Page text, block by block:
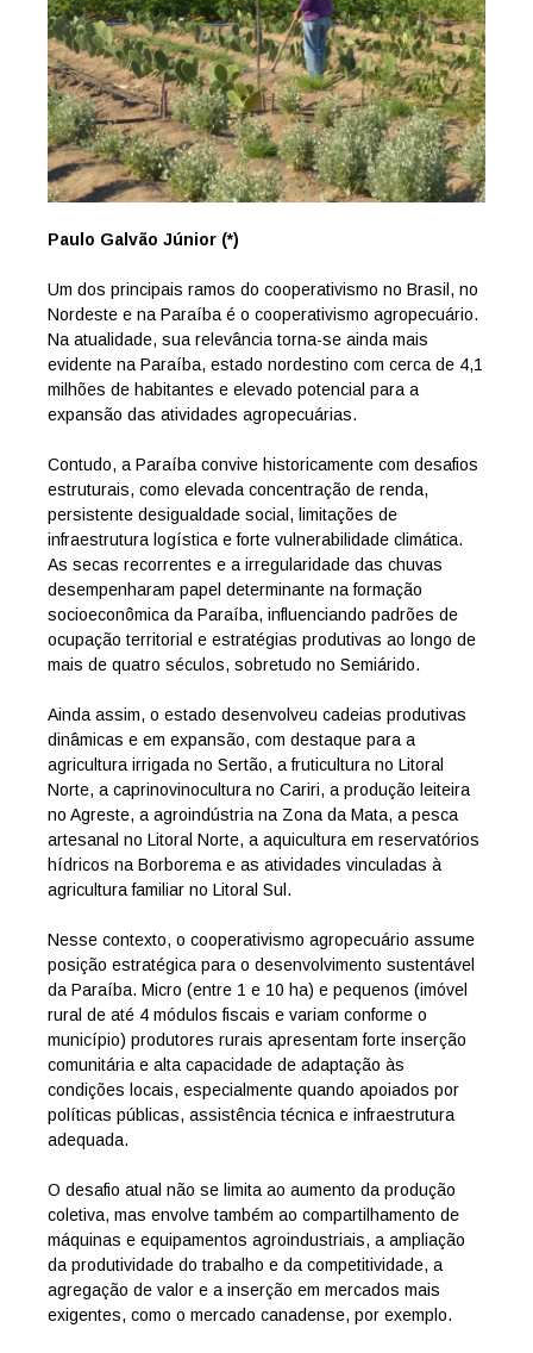
Paulo Galvão Júnior (*)
Um dos principais ramos do cooperativismo no Brasil, no
Nordeste e na Paraíba é o cooperativismo agropecuário.
Na atualidade, sua relevância torna-se ainda mais
evidente na Paraíba, estado nordestino com cerca de 4,1
milhões de habitantes e elevado potencial para a
expansão das atividades agropecuárias.
Contudo, a Paraíba convive historicamente com desafios
estruturais, como elevada concentração de renda,
persistente desigualdade social, limitações de
infraestrutura logística e forte vulnerabilidade climática.
As secas recorrentes e a irregularidade das chuvas
desempenharam papel determinante na formação
socioeconômica da Paraíba, influenciando padrões de
ocupação territorial e estratégias produtivas ao longo de
mais de quatro séculos, sobretudo no Semiárido.
Ainda assim, o estado desenvolveu cadeias produtivas
dinâmicas e em expansão, com destaque para a
agricultura irrigada no Sertão, a fruticultura no Litoral
Norte, a caprinovinocultura no Cariri, a produção leiteira
no Agreste, a agroindústria na Zona da Mata, a pesca
artesanal no Litoral Norte, a aquicultura em reservatórios
hídricos na Borborema e as atividades vinculadas à
agricultura familiar no Litoral Sul.
Nesse contexto, o cooperativismo agropecuário assume
posição estratégica para o desenvolvimento sustentável
da Paraíba. Micro (entre 1 e 10 ha) e pequenos (imóvel
rural de até 4 módulos fiscais e variam conforme o
município) produtores rurais apresentam forte inserção
comunitária e alta capacidade de adaptação às
condições locais, especialmente quando apoiados por
políticas públicas, assistência técnica e infraestrutura
adequada.
O desafio atual não se limita ao aumento da produção
coletiva, mas envolve também ao compartilhamento de
máquinas e equipamentos agroindustriais, a ampliação
da produtividade do trabalho e da competitividade, a
agregação de valor e a inserção em mercados mais
exigentes, como o mercado canadense, por exemplo.